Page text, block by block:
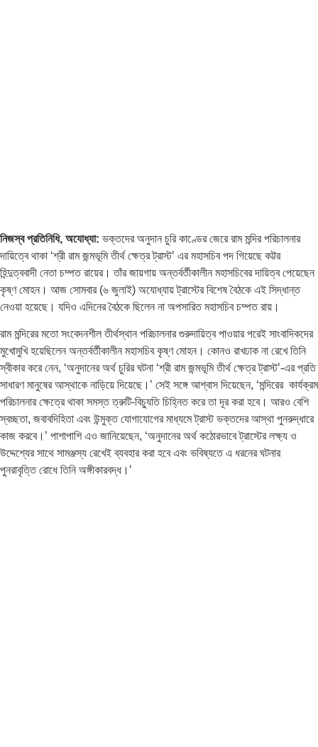
নিজস্ব প্রতিনিধি, অযোধ্যা: ভক্তদের অনুদান চুরি কাণ্ডের জেরে রাম মন্দির পরিচালনার
দায়িত্বে থাকা ‘শ্রী রাম জন্মভূমি তীর্থ ক্ষেত্র ট্রাস্ট’ এর মহাসচিব পদ গিয়েছে কট্টর
হিন্দুত্ববাদী নেতা চম্পত রায়ের। তাঁর জায়গায় অন্তর্বর্তীকালীন মহাসচিবের দায়িত্ব পেয়েছেন
কৃষ্ণ মোহন। আজ সোমবার (৬ জুলাই) অযোধ্যায় ট্রাস্টের বিশেষ বৈঠকে এই সিদ্ধান্ত
নেওয়া হয়েছে। যদিও এদিনের বৈঠকে ছিলেন না অপসারিত মহাসচিব চম্পত রায়।
রাম মন্দিরের মতো সংবেদনশীল তীর্থস্থান পরিচালনার গুরুদায়িত্ব পাওয়ার পরেই সাংবাদিকদের
মুখোমুখি হয়েছিলেন অন্তর্বর্তীকালীন মহাসচিব কৃষ্ণ মোহন। কোনও রাখঢাক না রেখে তিনি
স্বীকার করে নেন, ‘অনুদানের অর্থ চুরির ঘটনা ‘শ্রী রাম জন্মভূমি তীর্থ ক্ষেত্র ট্রাস্ট’-এর প্রতি
সাধারণ মানুষের আস্থাকে নাড়িয়ে দিয়েছে।’ সেই সঙ্গে আশ্বাস দিয়েছেন, ‘মন্দিরের কার্যক্রম
পরিচালনার ক্ষেত্রে থাকা সমস্ত ত্রুটি-বিচ্যুতি চিহ্নিত করে তা দূর করা হবে। আরও বেশি
স্বচ্ছতা, জবাবদিহিতা এবং উন্মুক্ত যোগাযোগের মাধ্যমে ট্রাস্ট ভক্তদের আস্থা পুনরুদ্ধারে
কাজ করবে।’ পাশাপাশি এও জানিয়েছেন, ‘অনুদানের অর্থ কঠোরভাবে ট্রাস্টের লক্ষ্য ও
উদ্দেশ্যের সাথে সামঞ্জস্য রেখেই ব্যবহার করা হবে এবং ভবিষ্যতে এ ধরনের ঘটনার
পুনরাবৃত্তি রোধে তিনি অঙ্গীকারবদ্ধ।’